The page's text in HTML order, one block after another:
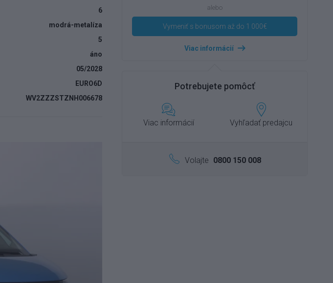
alebo
Vymeniť s bonusom až do 1 000€
Viac informácií
Potrebujete pomôcť
Viac informácií Vyhľadať predajcu
Volajte 0800 150 008
6
modrá-metalíza
5
áno
05/2028
EURO6D
WV2ZZZSTZNH006678